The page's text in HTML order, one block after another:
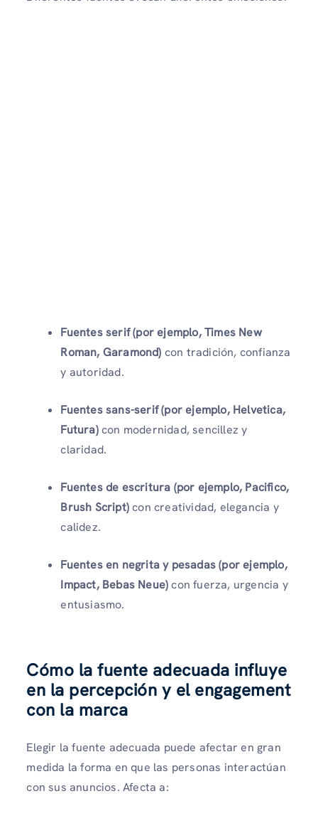
Fuentes serif (por ejemplo, Times New
Roman, Garamond) con tradición, confianza
y autoridad.
Fuentes sans-serif (por ejemplo, Helvetica,
Futura)con modernidad, sencillez y
claridad.
Fuentes de escritura (por ejemplo, Pacifico,
Brush Script)con creatividad, elegancia y
calidez.
Fuentes en negrita y pesadas (por ejemplo,
Impact, Bebas Neue)con fuerza, urgencia y
entusiasmo.
Cómo la fuente adecuada influye
en la percepción y el engagement
con la marca
Elegir la fuente adecuada puede afectar en gran
medida la forma en que las personas interactúan
con sus anuncios. Afecta a: